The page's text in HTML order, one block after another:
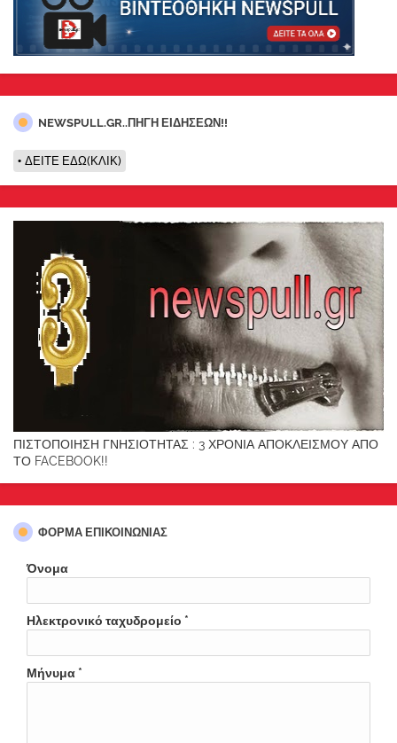
NEWSPULL.GR..ΠΗΓΗ ΕΙΔΗΣΕΩΝ!!
ΔΕΙΤΕ ΕΔΩ(ΚΛΙΚ)
ΠΙΣΤΟΠΟΙΗΣΗ ΓΝΗΣΙΟΤΗΤΑΣ : 3 ΧΡΟΝΙΑ ΑΠΟΚΛΕΙΣΜΟΥ ΑΠΟ
ΤΟ FACEBOOK!!
ΦΌΡΜΑ ΕΠΙΚΟΙΝΩΝΊΑΣ
Όνομα
Ηλεκτρονικό ταχυδρομείο *
Μήνυμα *